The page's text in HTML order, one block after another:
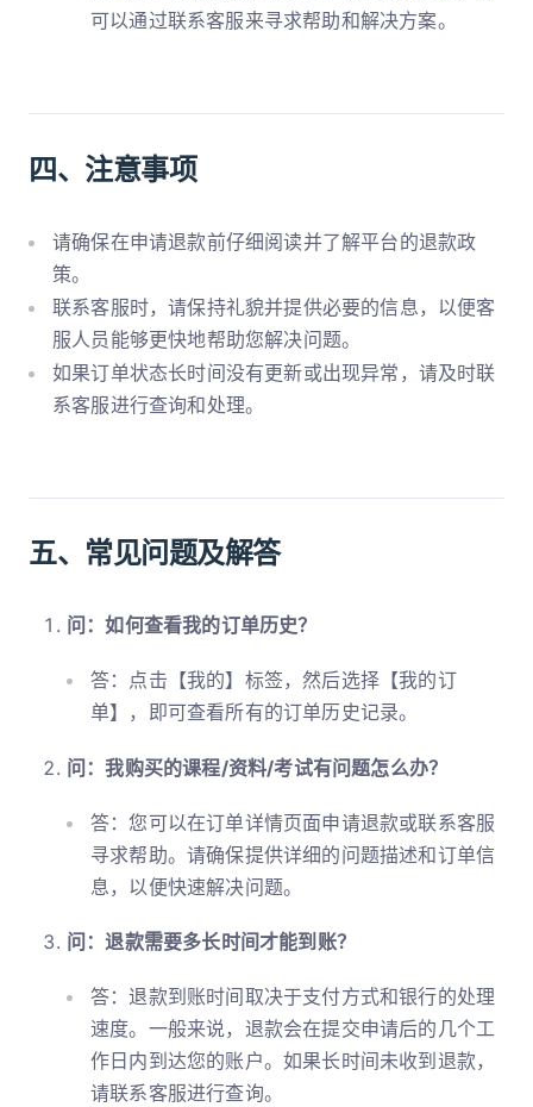
可以通过联系客服来寻求帮助和解决方案。
四、注意事项
请确保在申请退款前仔细阅读并了解平台的退款政
策。
联系客服时，请保持礼貌并提供必要的信息，以便客
服人员能够更快地帮助您解决问题。
如果订单状态长时间没有更新或出现异常，请及时联
系客服进行查询和处理。
五、常见问题及解答
问：如何查看我的订单历史？
答：点击【我的】标签，然后选择【我的订
单】，即可查看所有的订单历史记录。
问：我购买的课程/资料/考试有问题怎么办？
答：您可以在订单详情页面申请退款或联系客服
寻求帮助。请确保提供详细的问题描述和订单信
息，以便快速解决问题。
问：退款需要多长时间才能到账？
答：退款到账时间取决于支付方式和银行的处理
速度。一般来说，退款会在提交申请后的几个工
作日内到达您的账户。如果长时间未收到退款，
请联系客服进行查询。